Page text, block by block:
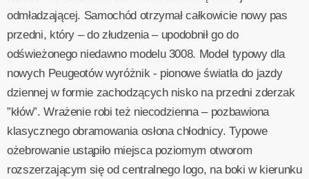
odmładzającej. Samochód otrzymał całkowicie nowy pas
przedni, który – do złudzenia – upodobnił go do
odświeżonego niedawno modelu 3008. Model typowy dla
nowych Peugeotów wyróżnik - pionowe światła do jazdy
dziennej w formie zachodzących nisko na przedni zderzak
”kłów”. Wrażenie robi też niecodzienna – pozbawiona
klasycznego obramowania osłona chłodnicy. Typowe
ożebrowanie ustąpiło miejsca poziomym otworom
rozszerzającym się od centralnego logo, na boki w kierunku